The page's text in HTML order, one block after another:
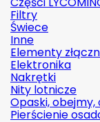
Filtry
Świece
Inne
Elementy
Elektronika
Nakrętki
Nity lotnicze
Opaski, obejmy,
Pierścienie